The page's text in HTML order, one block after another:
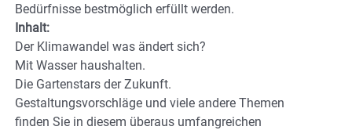
Bedürfnisse bestmöglich erfüllt werden.
Inhalt:
Der Klimawandel was ändert sich?
Mit Wasser haushalten.
Die Gartenstars der Zukunft.
Gestaltungsvorschläge und viele andere Themen
finden Sie in diesem überaus umfangreichen